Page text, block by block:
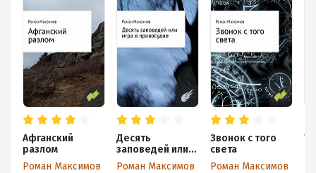
Афганский
разлом
Роман Максимов
Десять
заповедей или
игра в
Роман Максимов
Звонок с того
света
Роман Максимов